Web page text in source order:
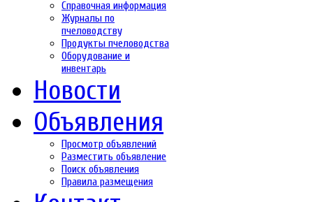
Справочная информация
Журналы по
пчеловодству
Продукты пчеловодства
Оборудование и
инвентарь
Новости
Объявления
Просмотр объявлений
Разместить объявление
Поиск объявления
Правила размещения